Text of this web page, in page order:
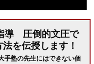
導 圧倒的文圧で
を伝授します！
手塾の先生にはできない個